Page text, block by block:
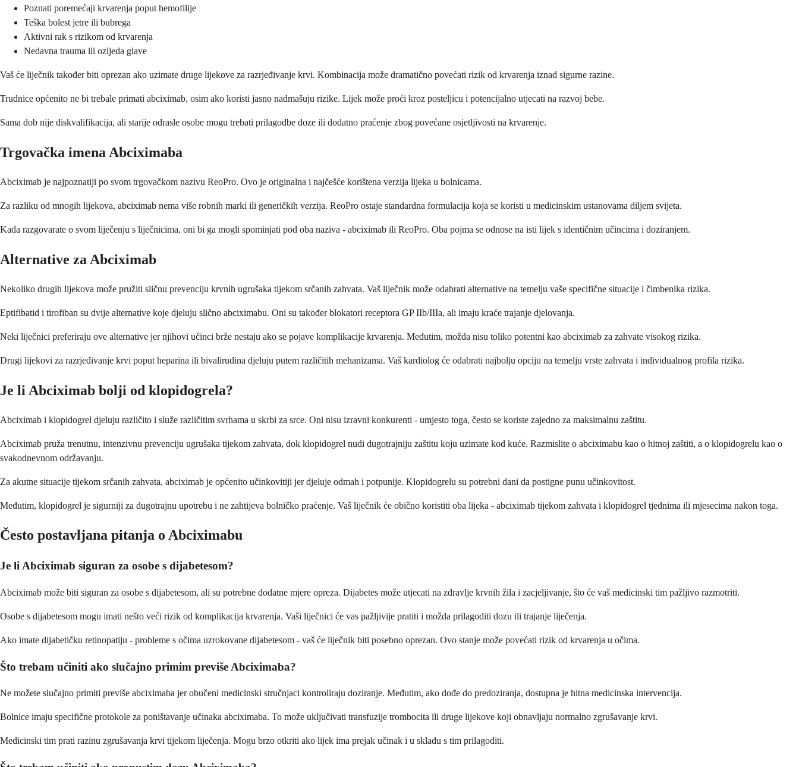
Poznati poremećaji krvarenja poput hemofilije
Teška bolest jetre ili bubrega
Aktivni rak s rizikom od krvarenja
Nedavna trauma ili ozljeda glave
Vaš će liječnik također biti oprezan ako uzimate druge lijekove za razrjeđivanje krvi. Kombinacija može dramatično povećati rizik od krvarenja iznad sigurne razine.
Trudnice općenito ne bi trebale primati abciximab, osim ako koristi jasno nadmašuju rizike. Lijek može proći kroz posteljicu i potencijalno utjecati na razvoj bebe.
Sama dob nije diskvalifikacija, ali starije odrasle osobe mogu trebati prilagodbe doze ili dodatno praćenje zbog povećane osjetljivosti na krvarenje.
Trgovačka imena Abciximaba
Abciximab je najpoznatiji po svom trgovačkom nazivu ReoPro. Ovo je originalna i najčešće korištena verzija lijeka u bolnicama.
Za razliku od mnogih lijekova, abciximab nema više robnih marki ili generičkih verzija. ReoPro ostaje standardna formulacija koja se koristi u medicinskim ustanovama diljem svijeta.
Kada razgovarate o svom liječenju s liječnicima, oni bi ga mogli spominjati pod oba naziva - abciximab ili ReoPro. Oba pojma se odnose na isti lijek s identičnim učincima i doziranjem.
Alternative za Abciximab
Nekoliko drugih lijekova može pružiti sličnu prevenciju krvnih ugrušaka tijekom srčanih zahvata. Vaš liječnik može odabrati alternative na temelju vaše specifične situacije i čimbenika rizika.
Eptifibatid i tirofiban su dvije alternative koje djeluju slično abciximabu. Oni su također blokatori receptora GP IIb/IIIa, ali imaju kraće trajanje djelovanja.
Neki liječnici preferiraju ove alternative jer njihovi učinci brže nestaju ako se pojave komplikacije krvarenja. Međutim, možda nisu toliko potentni kao abciximab za zahvate visokog rizika.
Drugi lijekovi za razrjeđivanje krvi poput heparina ili bivalirudina djeluju putem različitih mehanizama. Vaš kardiolog će odabrati najbolju opciju na temelju vrste zahvata i individualnog profila rizika.
Je li Abciximab bolji od klopidogrela?
Abciximab i klopidogrel djeluju različito i služe različitim svrhama u skrbi za srce. Oni nisu izravni konkurenti - umjesto toga, često se koriste zajedno za maksimalnu zaštitu.
Abciximab pruža trenutnu, intenzivnu prevenciju ugrušaka tijekom zahvata, dok klopidogrel nudi dugotrajniju zaštitu koju uzimate kod kuće. Razmislite o abciximabu kao o hitnoj zaštiti, a o klopidogrelu kao o
svakodnevnom održavanju.
Za akutne situacije tijekom srčanih zahvata, abciximab je općenito učinkovitiji jer djeluje odmah i potpunije. Klopidogrelu su potrebni dani da postigne punu učinkovitost.
Međutim, klopidogrel je sigurniji za dugotrajnu upotrebu i ne zahtijeva bolničko praćenje. Vaš liječnik će obično koristiti oba lijeka - abciximab tijekom zahvata i klopidogrel tjednima ili mjesecima nakon toga.
Često postavljana pitanja o Abciximabu
Je li Abciximab siguran za osobe s dijabetesom?
Abciximab može biti siguran za osobe s dijabetesom, ali su potrebne dodatne mjere opreza. Dijabetes može utjecati na zdravlje krvnih žila i zacjeljivanje, što će vaš medicinski tim pažljivo razmotriti.
Osobe s dijabetesom mogu imati nešto veći rizik od komplikacija krvarenja. Vaši liječnici će vas pažljivije pratiti i možda prilagoditi dozu ili trajanje liječenja.
Ako imate dijabetičku retinopatiju - probleme s očima uzrokovane dijabetesom - vaš će liječnik biti posebno oprezan. Ovo stanje može povećati rizik od krvarenja u očima.
Što trebam učiniti ako slučajno primim previše Abciximaba?
Ne možete slučajno primiti previše abciximaba jer obučeni medicinski stručnjaci kontroliraju doziranje. Međutim, ako dođe do predoziranja, dostupna je hitna medicinska intervencija.
Bolnice imaju specifične protokole za poništavanje učinaka abciximaba. To može uključivati transfuzije trombocita ili druge lijekove koji obnavljaju normalno zgrušavanje krvi.
Medicinski tim prati razinu zgrušavanja krvi tijekom liječenja. Mogu brzo otkriti ako lijek ima prejak učinak i u skladu s tim prilagoditi.